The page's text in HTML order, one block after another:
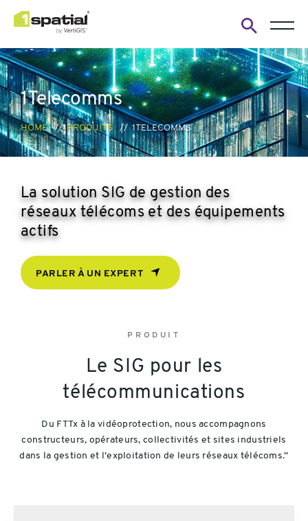
search
form
1Telecomms
HOME PRODUITS 1TELECOMMS
La solution SIG de gestion des
réseaux télécoms et des équipements
actifs
PARLER À UN EXPERT
PRODUIT
Le SIG pour les
télécommunications
Du FTTx à la vidéoprotection, nous accompagnons
constructeurs, opérateurs, collectivités et sites industriels
dans la gestion et l’exploitation de leurs réseaux télécoms.”